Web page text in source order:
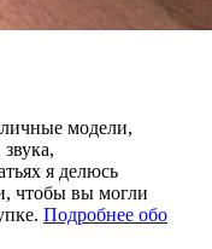
модели,
я делюсь
чтобы вы могли
Подробнее обо